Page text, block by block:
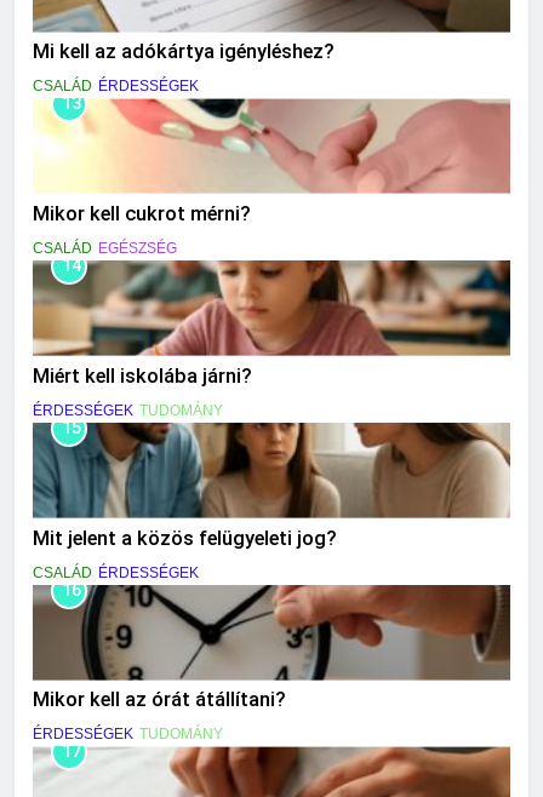
Mi kell az adókártya igényléshez?
CSALÁD ÉRDESSÉGEK
13
Mikor kell cukrot mérni?
CSALÁD EGÉSZSÉG
14
Miért kell iskolába járni?
ÉRDESSÉGEK TUDOMÁNY
15
Mit jelent a közös felügyeleti jog?
CSALÁD ÉRDESSÉGEK
16
Mikor kell az órát átállítani?
ÉRDESSÉGEK TUDOMÁNY
17